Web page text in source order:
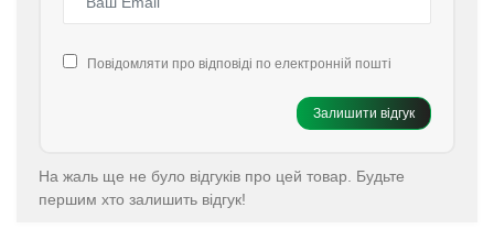
Повідомляти про відповіді по електронній пошті
Залишити відгук
На жаль ще не було відгуків про цей товар. Будьте
першим хто залишить відгук!